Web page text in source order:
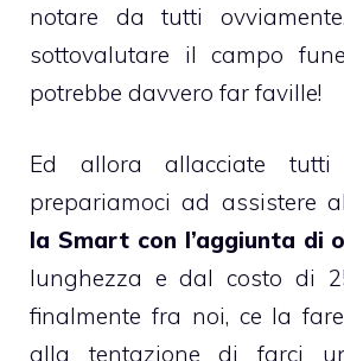
notare da tutti
sottovalutare il campo
potrebbe davvero far faville!
Ed allora allacciate
prepariamoci ad assistere
la Smart con l’aggiunta di
lunghezza e dal costo di
finalmente fra noi, ce la
alla tentazione di farci